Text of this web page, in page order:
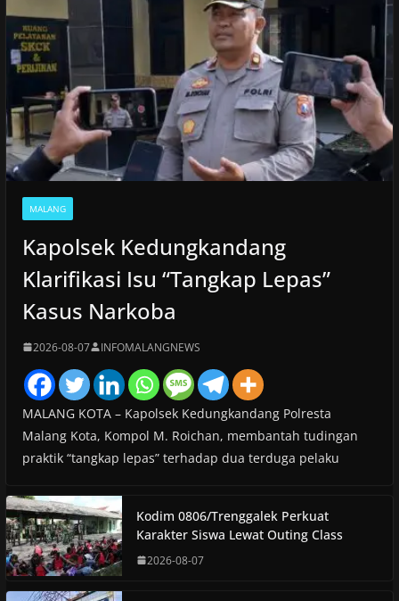
MALANG
Kapolsek Kedungkandang
Klarifikasi Isu “Tangkap Lepas”
Kasus Narkoba
2026-08-07 INFOMALANGNEWS
MALANG KOTA – Kapolsek Kedungkandang Polresta
Malang Kota, Kompol M. Roichan, membantah tudingan
praktik “tangkap lepas” terhadap dua terduga pelaku
Kodim 0806/Trenggalek Perkuat
Karakter Siswa Lewat Outing Class
2026-08-07